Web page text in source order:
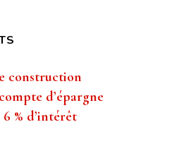
construction
d’épargne
% d’intérêt